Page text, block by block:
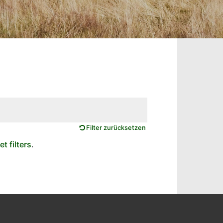
Filter zurücksetzen
filters.